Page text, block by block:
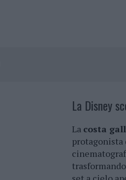
La Disney
La costa